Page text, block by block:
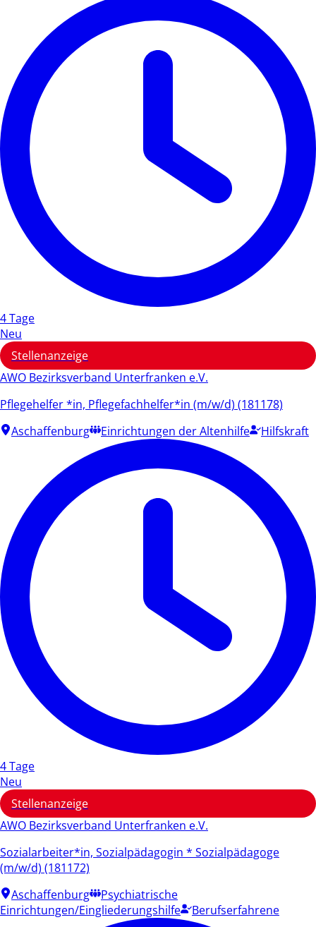
4 Tage
Neu
Stellenanzeige
AWO Bezirksverband Unterfranken e.V.
Pflegehelfer *in, Pflegefachhelfer*in (m/w/d) (181178)
Aschaffenburg
Einrichtungen der Altenhilfe Hilfskraft
4 Tage
Neu
Stellenanzeige
AWO Bezirksverband Unterfranken e.V.
Sozialarbeiter*in, Sozialpädagogin * Sozialpädagoge
(m/w/d) (181172)
Aschaffenburg
Psychiatrische
Einrichtungen/Eingliederungshilfe
Berufserfahrene